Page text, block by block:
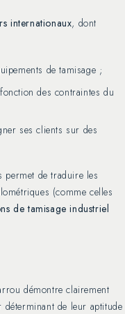
internationaux, dont
de tamisage ;
des contraintes du
ses clients sur des
permet de traduire les
(comme celles
de tamisage industriel
démontre clairement
de leur aptitude